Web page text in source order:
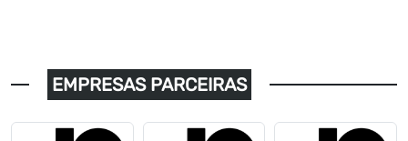
EMPRESAS PARCEIRAS